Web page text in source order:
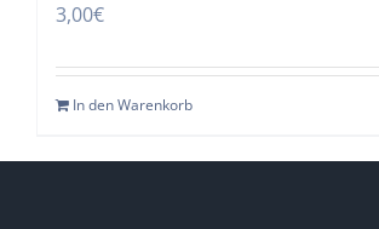
3,00€
In den Warenkorb